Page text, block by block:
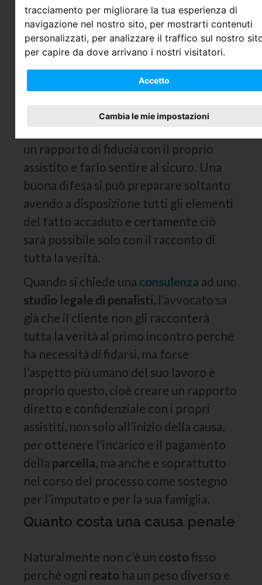
tracciamento per migliorare la tua esperienza di
navigazione nel nostro sito, per mostrarti contenuti
personalizzati, per analizzare il traffico sul nostro
per capire da dove arrivano i nostri visitatori.
Accetto
Cambia le mie impostazioni
necessarie.
Se sei colpevole devi dire la verità al
tuo avvocato?
Come già sottolineato la professione
dell’avvocato penalistaè molto
delicata, non è un semplice lavoro
un rapporto di fiducia con il proprio
assistito e farlo sentire al sicuro. Una
buona difesa si può preparare soltanto
avendo a disposizione tutti gli elementi
del fatto accaduto e certamente ciò
sarà possibile solo con il racconto di
tutta la verità.
Quando si chiede una consulenza ad uno
studio legale di penalisti, l’avvocato sa
già che il cliente non gli racconterà
tutta la verità al primo incontro perché
ha necessità di fidarsi, ma forse
l’aspetto più umano del suo lavoro è
proprio questo, cioè creare un rapporto
diretto e confidenziale con i propri
assistiti, non solo all’inizio della causa,
per ottenere l’incarico e il pagamento
della parcella, ma anche e soprattutto
nel corso del processo come sostegno
per l’imputato e per la sua famiglia.
Quanto costa una causa penale
Naturalmente non c’è un costo fisso
perché ogni reato ha un peso diverso e